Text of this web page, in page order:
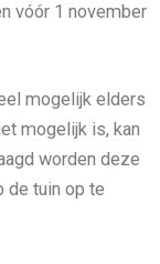
vóór 1 november
mogelijk elders
mogelijk is, kan
worden deze
de tuin op te